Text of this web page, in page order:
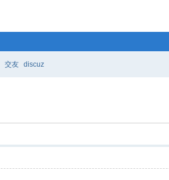
交友 discuz